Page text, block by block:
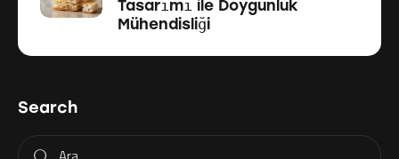
Tasarımı ile Doygunluk
Mühendisliği
Search